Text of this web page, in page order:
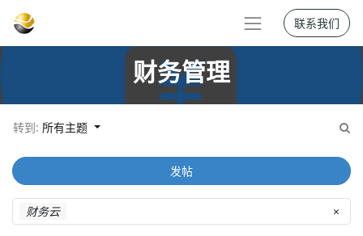
联系我们
财务管理
转到: 所有主题
财务云 ×
发帖